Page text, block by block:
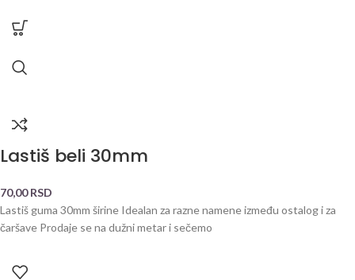
Lastiš beli 30mm
70,00RSD
Lastiš guma 30mm širine Idealan za razne namene između ostalog i za
čaršave Prodaje se na dužni metar i sečemo